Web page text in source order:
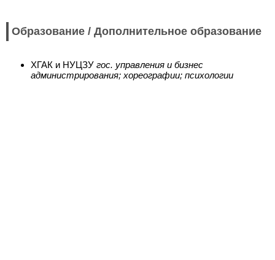
Образование / Дополнительное образование
ХГАК и НУЦЗУ гос. управления и бизнес
администрирования; хореографии; психологии